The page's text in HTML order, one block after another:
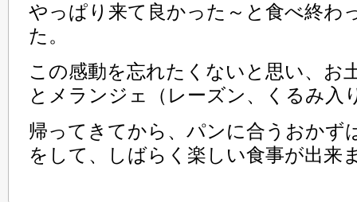
やっぱり来て良かった～と食べ終わ
た。
この感動を忘れたくないと思い、お
とメランジェ（レーズン、くるみ入
帰ってきてから、パンに合うおかず
をして、しばらく楽しい食事が出来